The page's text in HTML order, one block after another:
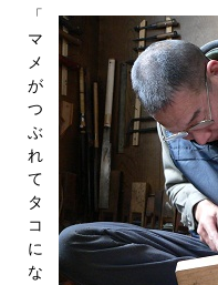
「
マ
メ
が
つ
ぶ
れ
て
タ
コ
に
な